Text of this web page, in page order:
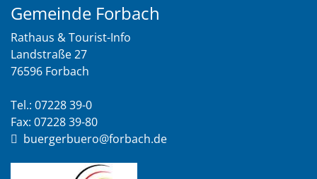
Gemeinde Forbach
Rathaus & Tourist-Info
Landstraße 27
76596 Forbach
Tel.: 07228 39-0
Fax: 07228 39-80
buergerbuero@forbach.de